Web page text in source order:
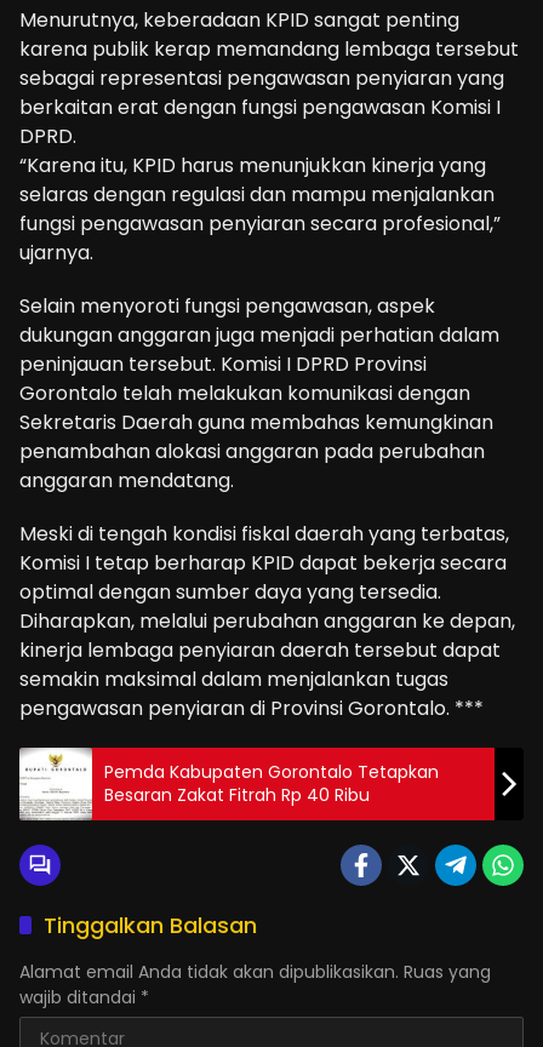
Menurutnya, keberadaan KPID sangat penting
karena publik kerap memandang lembaga tersebut
sebagai representasi pengawasan penyiaran yang
berkaitan erat dengan fungsi pengawasan Komisi I
DPRD.
“Karena itu, KPID harus menunjukkan kinerja yang
selaras dengan regulasi dan mampu menjalankan
fungsi pengawasan penyiaran secara profesional,”
ujarnya.
Selain menyoroti fungsi pengawasan, aspek
dukungan anggaran juga menjadi perhatian dalam
peninjauan tersebut. Komisi I DPRD Provinsi
Gorontalo telah melakukan komunikasi dengan
Sekretaris Daerah guna membahas kemungkinan
penambahan alokasi anggaran pada perubahan
anggaran mendatang.
Meski di tengah kondisi fiskal daerah yang terbatas,
Komisi I tetap berharap KPID dapat bekerja secara
optimal dengan sumber daya yang tersedia.
Diharapkan, melalui perubahan anggaran ke depan,
kinerja lembaga penyiaran daerah tersebut dapat
semakin maksimal dalam menjalankan tugas
pengawasan penyiaran di Provinsi Gorontalo. ***
Pemda Kabupaten Gorontalo Tetapkan
Besaran Zakat Fitrah Rp 40 Ribu
Tinggalkan Balasan
Alamat email Anda tidak akan dipublikasikan. Ruas yang
wajib ditandai *